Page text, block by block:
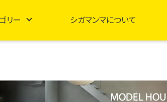
リー シガマンマについて